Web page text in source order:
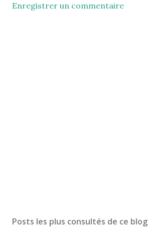
Enregistrer un commentaire
Posts les plus consultés de ce blog